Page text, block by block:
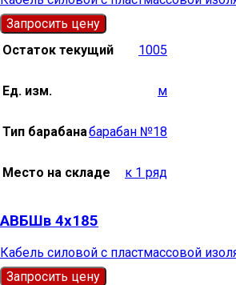
Запросить цену
Остаток текущий
1005
Ед. изм. м
Тип барабанабарабан №18
Место на складе к 1 ряд
АВБШв 4х185
Кабель силовой с пластмассовой
Запросить цену